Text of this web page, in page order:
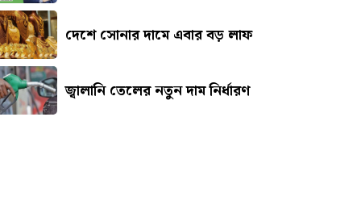
দেশে সোনার দামে এবার বড় লাফ
জ্বালানি তেলের নতুন দাম নির্ধারণ